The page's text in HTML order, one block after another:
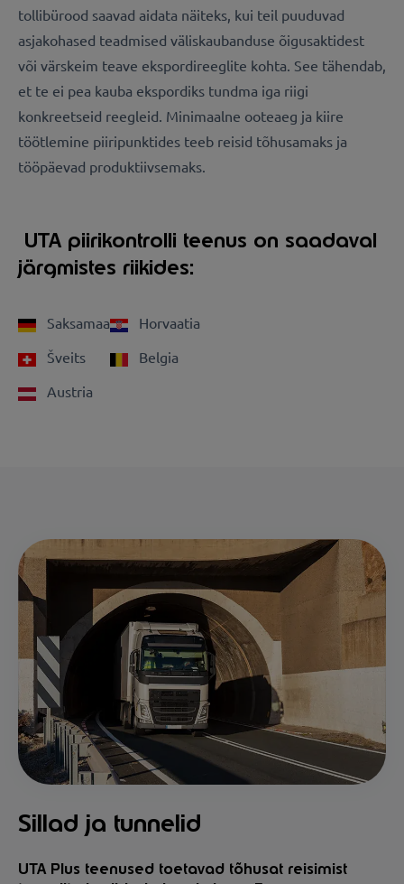
tollibürood saavad aidata näiteks, kui teil puuduvad
asjakohased teadmised väliskaubanduse õigusaktidest
või värskeim teave ekspordireeglite kohta. See tähendab,
et te ei pea kauba ekspordiks tundma iga riigi
konkreetseid reegleid. Minimaalne ooteaeg ja kiire
töötlemine piiripunktides teeb reisid tõhusamaks ja
tööpäevad produktiivsemaks.
UTA piirikontrolli teenus on saadaval
järgmistes riikides:
Saksamaa
Šveits
Austria
Horvaatia
Belgia
Sillad ja tunnelid
UTA Plus teenused toetavad tõhusat reisimist